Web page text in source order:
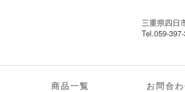
三重県四日
Tel.059-
商品一覧 お問合